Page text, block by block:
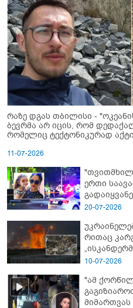
რაზე დგას თბილისი -
ბევრმა არ იცის, რომ
რომელიც ტექტონიკურად
11-07-2026
ერთი
- გორში
20-07-2026
რითაც
10-07-2026
"ამ